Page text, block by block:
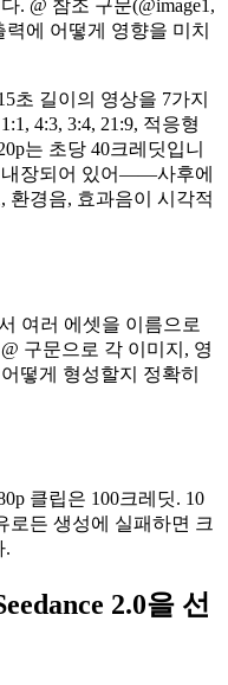
. @ 참조 구문(@image1,
력에 어떻게 영향을 미치
초 길이의 영상을 7가지
4:3, 3:4, 21:9, 적응형
는 초당 40크레딧입니
내장되어 있어——사후에
경음, 효과음이 시각적
여러 에셋을 이름으로
구문으로 각 이미지, 영
떻게 형성할지 정확히
클립은 100크레딧. 10
로든 생성에 실패하면 크
.
2.0을 선